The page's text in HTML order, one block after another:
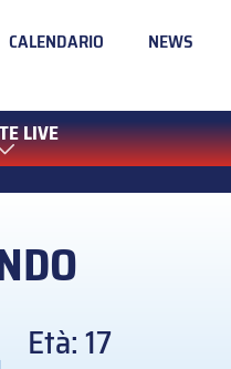
CALENDARIO NEWS
LIVE
Età: 17